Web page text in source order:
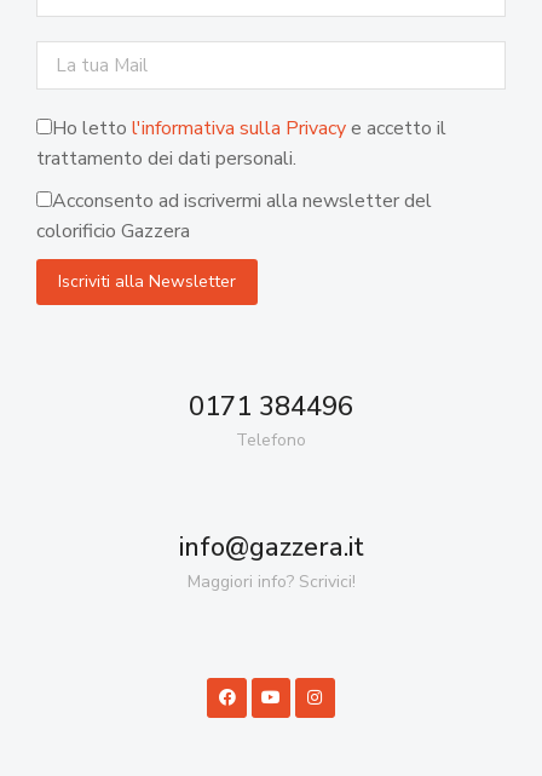
Ho letto l'informativa sulla Privacye accetto il
trattamento dei dati personali.
Acconsento ad iscrivermi alla newsletter del
colorificio Gazzera
0171 384496
Telefono
info@gazzera.it
Maggiori info? Scrivici!